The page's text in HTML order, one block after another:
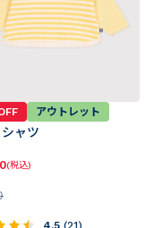
アウトレット
ャツ
(税込)
4.5 (21)